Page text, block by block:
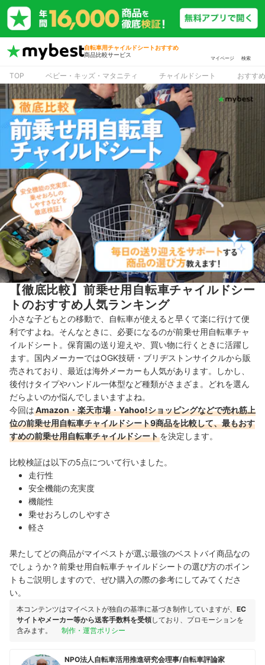
自転車用チャイルドシートおすすめ
商品比較サービス
マイページ 検索
TOP ベビー・キッズ・マタニティ チャイルドシート おすす
【徹底比較】前乗せ用自転車チャイルドシー
トのおすすめ人気ランキング
小さな子どもとの移動で、自転車が使えると早くて楽に行けて便
利ですよね。そんなときに、必要になるのが前乗せ用自転車チャ
イルドシート。保育園の送り迎えや、買い物に行くときに活躍し
ます。国内メーカーではOGK技研・ブリヂストンサイクルから販
売されており、最近は海外メーカーも人気があります。しかし、
後付けタイプやハンドル一体型など種類がさまざま。どれを選ん
だらよいのか悩んでしまいますよね。
今回はAmazon・楽天市場・Yahoo!ショッピングなどで売れ筋上
位の前乗せ用自転車チャイルドシート9商品を比較して、最もおす
すめの前乗せ用自転車チャイルドシートを決定します。
比較検証は以下の5点について行いました。
走行性
安全機能の充実度
機能性
乗せおろしのしやすさ
軽さ
果たしてどの商品がマイベストが選ぶ最強のベストバイ商品なの
でしょうか？前乗せ用自転車チャイルドシートの選び方のポイン
トもご説明しますので、ぜひ購入の際の参考にしてみてくださ
い。
本コンテンツはマイベストが独自の基準に基づき制作していますが、 EC
サイトやメーカー等から送客手数料を受領しており、プロモーションを
含みます。
制作・運営ポリシー
NPO法人自転車活用推進研究会理事/自転車評論家